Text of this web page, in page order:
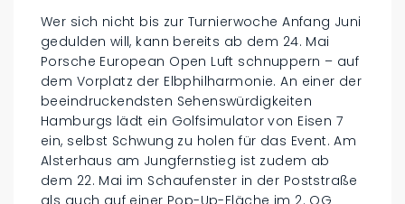
Wer sich nicht bis zur Turnierwoche Anfang Juni
gedulden will, kann bereits ab dem 24. Mai
Porsche European Open Luft schnuppern – auf
dem Vorplatz der Elbphilharmonie. An einer der
beeindruckendsten Sehenswürdigkeiten
Hamburgs lädt ein Golfsimulator von Eisen 7
ein, selbst Schwung zu holen für das Event. Am
Alsterhaus am Jungfernstieg ist zudem ab
dem 22. Mai im Schaufenster in der Poststraße